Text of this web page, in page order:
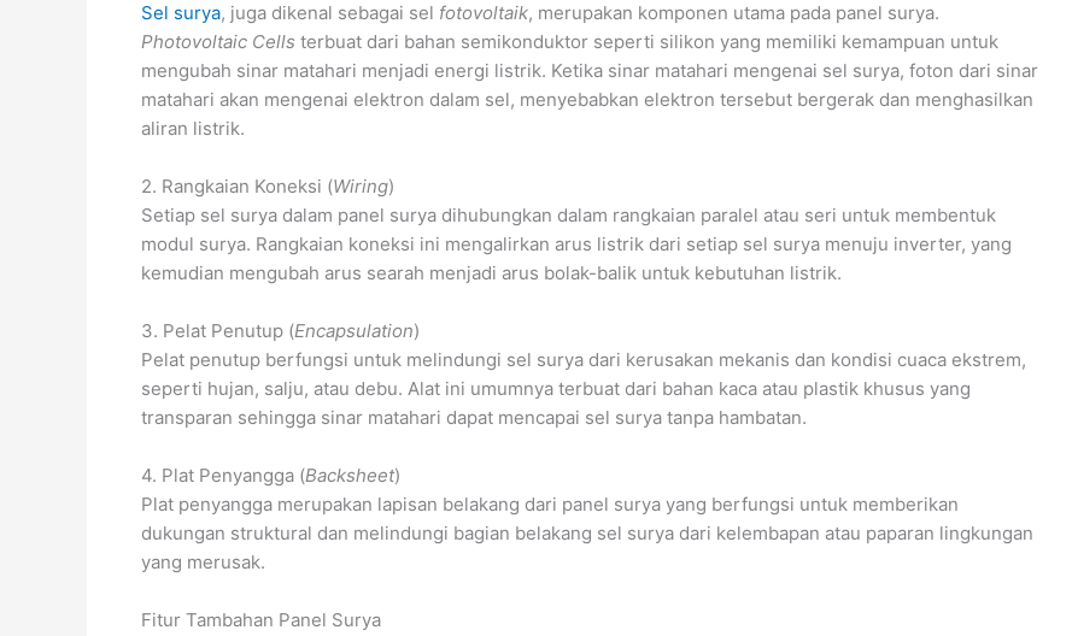
Sel surya, juga dikenal sebagai sel fotovoltaik, merupakan komponen utama pada panel surya.
Photovoltaic Cells terbuat dari bahan semikonduktor seperti silikon yang memiliki kemampuan untuk
mengubah sinar matahari menjadi energi listrik. Ketika sinar matahari mengenai sel surya, foton dari sinar
matahari akan mengenai elektron dalam sel, menyebabkan elektron tersebut bergerak dan menghasilkan
aliran listrik.
2. Rangkaian Koneksi (Wiring)
Setiap sel surya dalam panel surya dihubungkan dalam rangkaian paralel atau seri untuk membentuk
modul surya. Rangkaian koneksi ini mengalirkan arus listrik dari setiap sel surya menuju inverter, yang
kemudian mengubah arus searah menjadi arus bolak-balik untuk kebutuhan listrik.
3. Pelat Penutup (Encapsulation)
Pelat penutup berfungsi untuk melindungi sel surya dari kerusakan mekanis dan kondisi cuaca ekstrem,
seperti hujan, salju, atau debu. Alat ini umumnya terbuat dari bahan kaca atau plastik khusus yang
transparan sehingga sinar matahari dapat mencapai sel surya tanpa hambatan.
4. Plat Penyangga (Backsheet)
Plat penyangga merupakan lapisan belakang dari panel surya yang berfungsi untuk memberikan
dukungan struktural dan melindungi bagian belakang sel surya dari kelembapan atau paparan lingkungan
yang merusak.
Fitur Tambahan Panel Surya